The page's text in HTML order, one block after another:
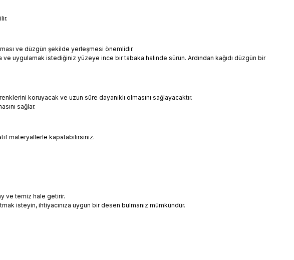
ve düzgün şekilde yerleşmesi önemlidir.
ve uygulamak istediğiniz yüzeye ince bir tabaka halinde sürün. Ardından kağıdı düzgün bir
koruyacak ve uzun süre dayanıklı olmasını sağlayacaktır.
sağlar.
materyallerle kapatabilirsiniz.
ve temiz hale getirir.
isteyin, ihtiyacınıza uygun bir desen bulmanız mümkündür.